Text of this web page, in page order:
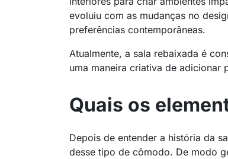
evoluiu com as mudanças no
preferências contemporâneas.
Atualmente, a sala rebaixada é
uma maneira criativa de adicionar
Quais os
Depois de entender a história da
desse tipo de cômodo. De modo